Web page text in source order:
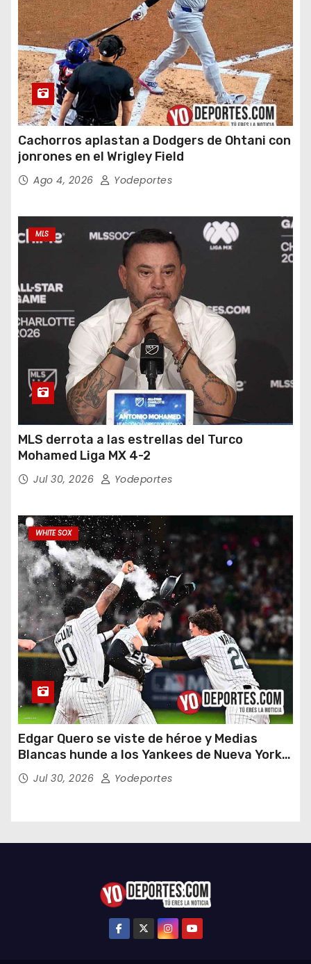
Cachorros aplastan a Dodgers de Ohtani con
jonrones en el Wrigley Field
Ago 4, 2026 Yodeportes
MLS
MLS derrota a las estrellas del Turco
Mohamed Liga MX 4-2
Jul 30, 2026 Yodeportes
WHITE SOX
Edgar Quero se viste de héroe y Medias
Blancas hunde a los Yankees de Nueva York
en doce entradas
Jul 30, 2026 Yodeportes